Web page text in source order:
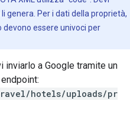
genera. Per i dati della proprietà,
essere univoci per
inviarlo a Google tramite un
hotels/uploads/pr